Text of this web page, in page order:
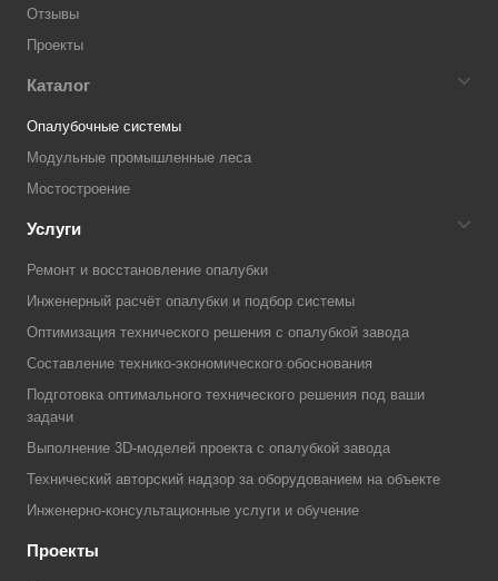
Отзывы
Проекты
Каталог
Опалубочные системы
Модульные промышленные леса
Мостостроение
Услуги
Ремонт и восстановление опалубки
Инженерный расчёт опалубки и подбор системы
Оптимизация технического решения с опалубкой завода
Составление технико-экономического обоснования
Подготовка оптимального технического решения под ваши
задачи
Выполнение 3D-моделей проекта с опалубкой завода
Технический авторский надзор за оборудованием на объекте
Инженерно-консультационные услуги и обучение
Проекты